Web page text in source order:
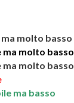
ma molto basso
ma molto basso
ma molto basso
ma basso